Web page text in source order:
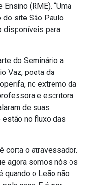
(RME). “Uma
do site São Paulo
disponíveis para
do Seminário a
Vaz, poeta da
no extremo da
e escritora
de suas
estão no fluxo das
corta o atravessador.
agora somos nós os
quando o Leão não